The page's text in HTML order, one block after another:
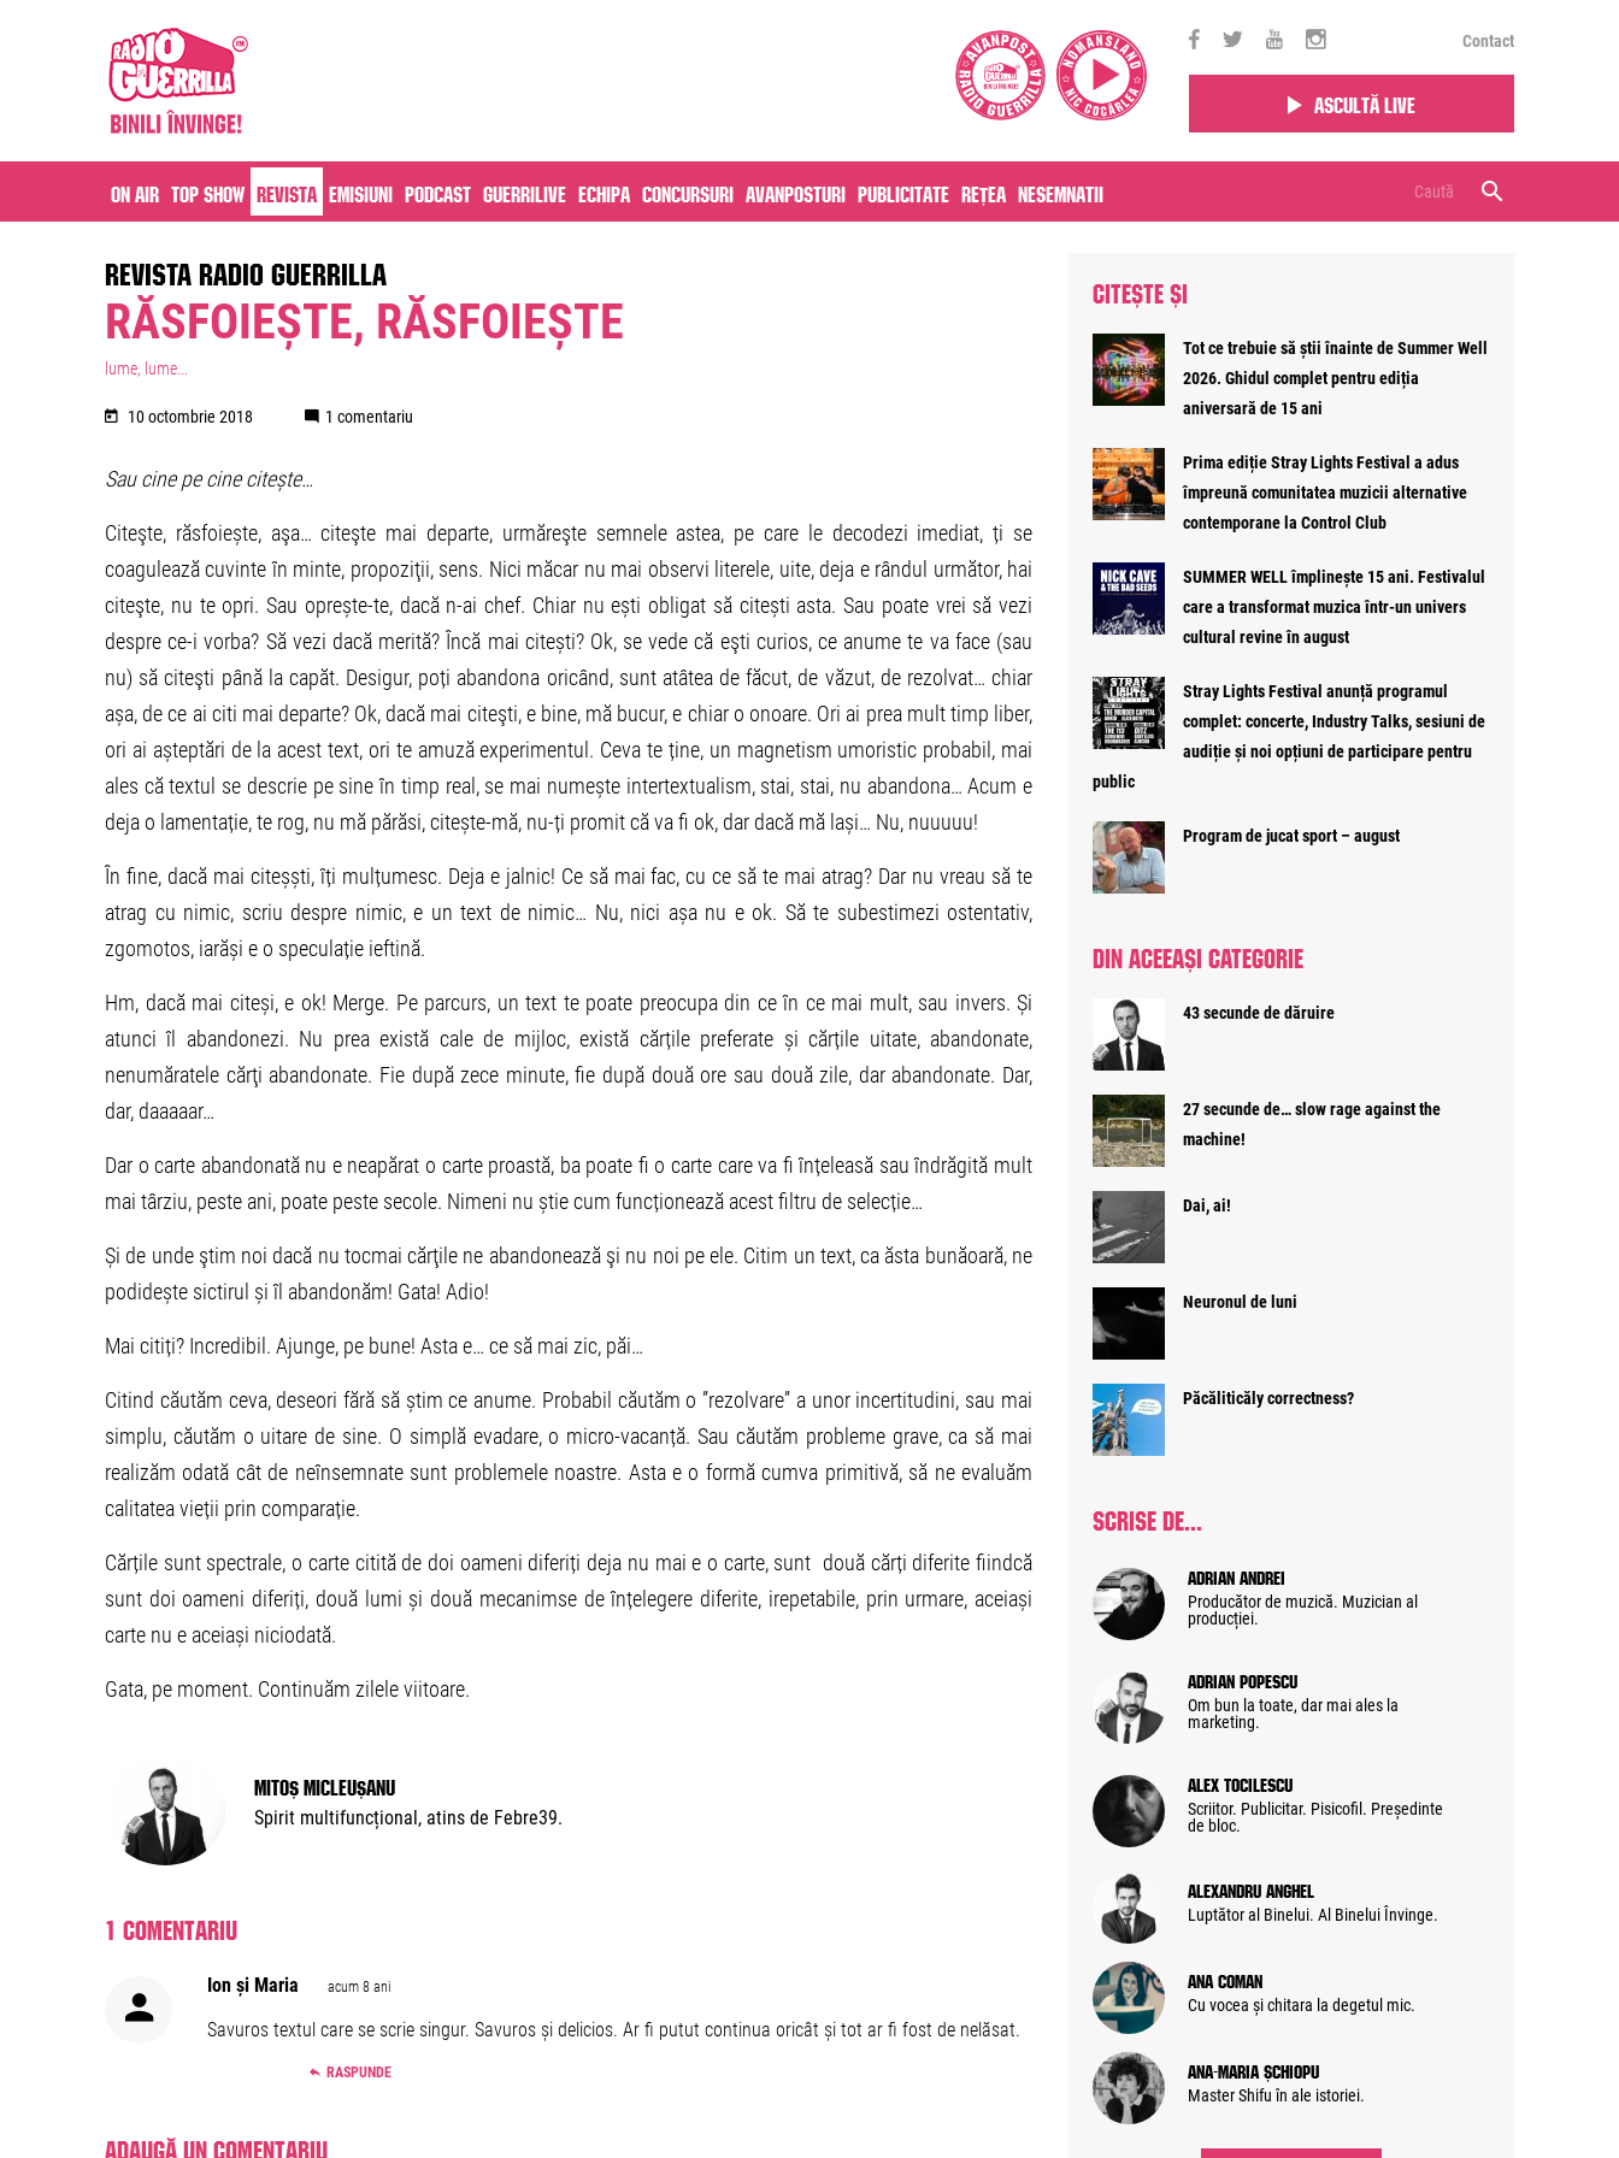
Contact
Ascultă live
On air Top Show Revista Emisiuni Podcast Guerrilive Echipa Concursuri Avanposturi Publicitate Rețea Nesemnatii
REVISTA RADIO GUERRILLA
RĂSFOIEȘTE, RĂSFOIEȘTE
lume, lume...
10 octombrie 2018 1 comentariu
Sau cine pe cine citește…
Citeşte, răsfoiește, aşa… citeşte mai departe, urmăreşte semnele astea, pe care le decodezi imediat, ți se
coagulează cuvinte în minte, propoziţii, sens. Nici măcar nu mai observi literele, uite, deja e rândul următor, hai
citeşte, nu te opri. Sau oprește-te, dacă n-ai chef. Chiar nu ești obligat să citești asta. Sau poate vrei să vezi
despre ce-i vorba? Să vezi dacă merită? Încă mai citești? Ok, se vede că eşti curios, ce anume te va face (sau
nu) să citeşti până la capăt. Desigur, poți abandona oricând, sunt atâtea de făcut, de văzut, de rezolvat… chiar
așa, de ce ai citi mai departe? Ok, dacă mai citeşti, e bine, mă bucur, e chiar o onoare. Ori ai prea mult timp liber,
ori ai așteptări de la acest text, ori te amuză experimentul. Ceva te ține, un magnetism umoristic probabil, mai
ales că textul se descrie pe sine în timp real, se mai numește intertextualism, stai, stai, nu abandona… Acum e
deja o lamentație, te rog, nu mă părăsi, citește-mă, nu-ți promit că va fi ok, dar dacă mă lași… Nu, nuuuuu!
În fine, dacă mai citeșști, îți mulțumesc. Deja e jalnic! Ce să mai fac, cu ce să te mai atrag? Dar nu vreau să te
atrag cu nimic, scriu despre nimic, e un text de nimic… Nu, nici așa nu e ok. Să te subestimezi ostentativ,
zgomotos, iarăși e o speculație ieftină.
Hm, dacă mai citeși, e ok! Merge. Pe parcurs, un text te poate preocupa din ce în ce mai mult, sau invers. Și
atunci îl abandonezi. Nu prea există cale de mijloc, există cărțile preferate și cărțile uitate, abandonate,
nenumăratele cărţi abandonate. Fie după zece minute, fie după două ore sau două zile, dar abandonate. Dar,
dar, daaaaar…
Dar o carte abandonată nu e neapărat o carte proastă, ba poate fi o carte care va fi înțeleasă sau îndrăgită mult
mai târziu, peste ani, poate peste secole. Nimeni nu știe cum funcționează acest filtru de selecție…
Și de unde ştim noi dacă nu tocmai cărţile ne abandonează şi nu noi pe ele. Citim un text, ca ăsta bunăoară, ne
podidește sictirul și îl abandonăm! Gata! Adio!
Mai citiți? Incredibil. Ajunge, pe bune! Asta e… ce să mai zic, păi…
Citind căutăm ceva, deseori fără să știm ce anume. Probabil căutăm o ”rezolvare” a unor incertitudini, sau mai
simplu, căutăm o uitare de sine. O simplă evadare, o micro-vacanță. Sau căutăm probleme grave, ca să mai
realizăm odată cât de neînsemnate sunt problemele noastre. Asta e o formă cumva primitivă, să ne evaluăm
calitatea vieții prin comparație.
Cărțile sunt spectrale, o carte citită de doi oameni diferiți deja nu mai e o carte, sunt două cărți diferite fiindcă
sunt doi oameni diferiți, două lumi și două mecanimse de înțelegere diferite, irepetabile, prin urmare, aceiași
carte nu e aceiași niciodată.
Gata, pe moment. Continuăm zilele viitoare.
Mitoș Micleușanu
Spirit multifuncțional, atins de Febre39.
1 comentariu
Ion și Maria acum 8 ani
Savuros textul care se scrie singur. Savuros și delicios. Ar fi putut continua oricât și tot ar fi fost de nelăsat.
RASPUNDE
Adaugă un comentariu
CITEȘTE ȘI
Tot ce trebuie să știi înainte de Summer Well
2026. Ghidul complet pentru ediția
aniversară de 15 ani
Prima ediție Stray Lights Festival a adus
împreună comunitatea muzicii alternative
contemporane la Control Club
SUMMER WELL împlinește 15 ani. Festivalul
care a transformat muzica într-un univers
cultural revine în august
Stray Lights Festival anunță programul
complet: concerte, Industry Talks, sesiuni de
audiție și noi opțiuni de participare pentru
public
Program de jucat sport – august
DIN ACEEAȘI CATEGORIE
43 secunde de dăruire
27 secunde de… slow rage against the
machine!
Dai, ai!
Neuronul de luni
Păcăliticăly correctness?
SCRISE DE...
Adrian Andrei
Producător de muzică. Muzician al
producției.
Adrian Popescu
Om bun la toate, dar mai ales la
marketing.
Alex Tocilescu
Scriitor. Publicitar. Pisicofil. Președinte
de bloc.
Alexandru Anghel
Luptător al Binelui. Al Binelui Învinge.
Ana Coman
Cu vocea și chitara la degetul mic.
Ana-Maria Șchiopu
Master Shifu în ale istoriei.